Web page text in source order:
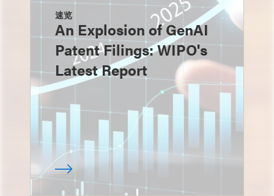
速览
An Explosion of GenAI
Patent Filings: WIPO's
Latest Report